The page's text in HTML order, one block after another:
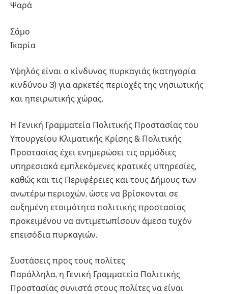
Ψαρά
Σάμο
Ικαρία
Υψηλός είναι ο κίνδυνος πυρκαγιάς (κατηγορία
κινδύνου 3) για αρκετές περιοχές της νησιωτικής
και ηπειρωτικής χώρας.
Η Γενική Γραμματεία Πολιτικής Προστασίας του
Υπουργείου Κλιματικής Κρίσης & Πολιτικής
Προστασίας έχει ενημερώσει τις αρμόδιες
υπηρεσιακά εμπλεκόμενες κρατικές υπηρεσίες,
καθώς και τις Περιφέρειες και τους Δήμους των
ανωτέρω περιοχών, ώστε να βρίσκονται σε
αυξημένη ετοιμότητα πολιτικής προστασίας
προκειμένου να αντιμετωπίσουν άμεσα τυχόν
επεισόδια πυρκαγιών.
Συστάσεις προς τους πολίτες
Παράλληλα, η Γενική Γραμματεία Πολιτικής
Προστασίας συνιστά στους πολίτες να είναι